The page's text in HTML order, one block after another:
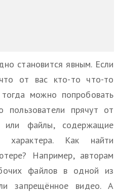
становится явным. Если
от вас кто-то что-то
можно попробовать
пользователи прячут от
или файлы, содержащие
характера. Как найти
Например, авторам
файлов в одной из
запрещённое видео. А